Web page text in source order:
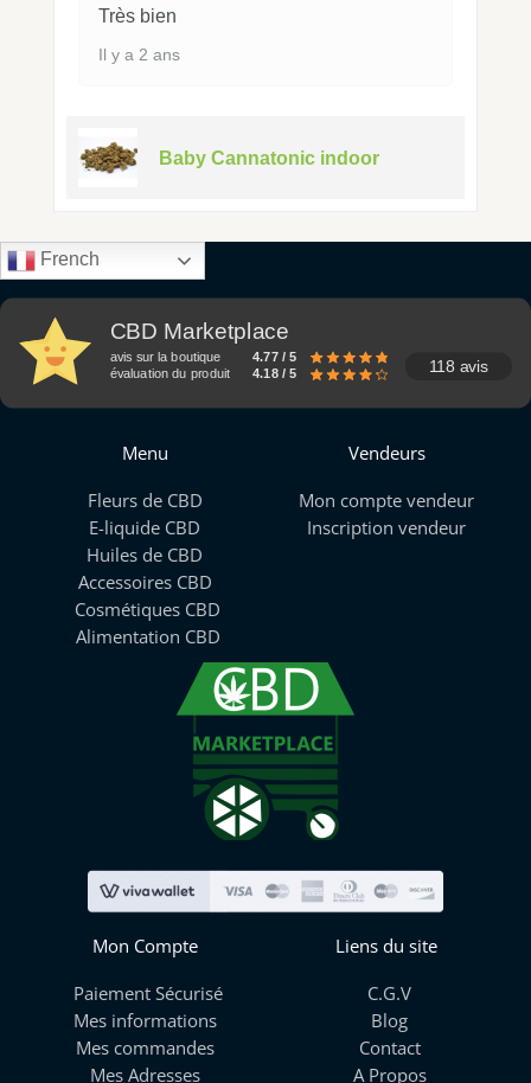
Très bien
Il y a 2 ans
Baby Cannatonic indoor
French
CBD Marketplace
avis sur la boutique
4.77 / 5
évaluation du produit
4.18 / 5 118 avis
Menu
Fleurs de CBD
E-liquide CBD
Huiles de CBD
Accessoires CBD
Cosmétiques CBD
Alimentation CBD
Vendeurs
Mon compte vendeur
Inscription vendeur
Mon Compte
Paiement Sécurisé
Mes informations
Mes commandes
Mes Adresses
Liens du site
C.G.V
Blog
Contact
A Propos